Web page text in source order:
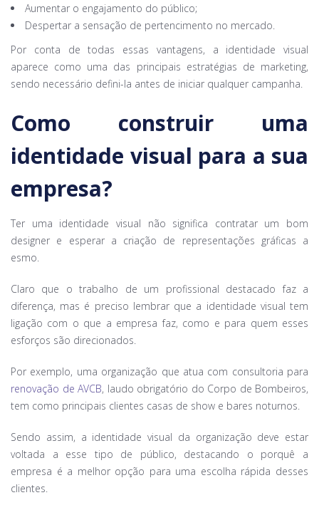
Aumentar o engajamento do público;
Despertar a sensação de pertencimento no mercado.
Por conta de todas essas vantagens, a identidade visual
aparece como uma das principais estratégias de marketing,
sendo necessário defini-la antes de iniciar qualquer campanha.
Como construir uma
identidade visual para a sua
empresa?
Ter uma identidade visual não significa contratar um bom
designer e esperar a criação de representações gráficas a
esmo.
Claro que o trabalho de um profissional destacado faz a
diferença, mas é preciso lembrar que a identidade visual tem
ligação com o que a empresa faz, como e para quem esses
esforços são direcionados.
Por exemplo, uma organização que atua com consultoria para
renovação de AVCB, laudo obrigatório do Corpo de Bombeiros,
tem como principais clientes casas de show e bares noturnos.
Sendo assim, a identidade visual da organização deve estar
voltada a esse tipo de público, destacando o porquê a
empresa é a melhor opção para uma escolha rápida desses
clientes.